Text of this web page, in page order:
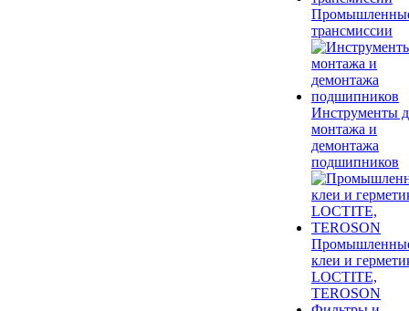
трансмиссии
Инструменты
монтажа и
демонтажа
подшипников
клеи и
LOCTITE,
TEROSON